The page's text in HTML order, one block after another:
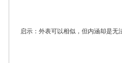
启示：外表可以相似，但内涵却是无